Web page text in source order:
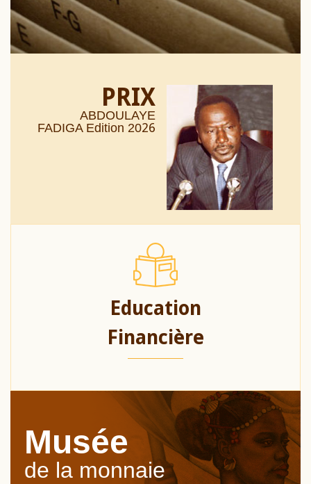
PRIX
ABDOULAYE
FADIGA Edition 2026
Education
Financière
Musée
de la monnaie